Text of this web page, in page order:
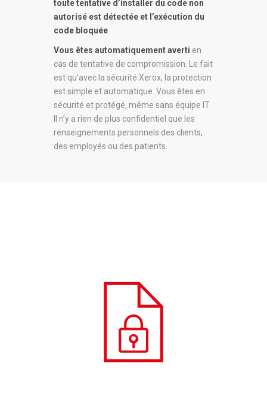
toute tentative d’installer du code non
autorisé est détectée et l’exécution du
code bloquée.
Vous êtes automatiquement averti en
cas de tentative de compromission. Le fait
est qu’avec la sécurité Xerox, la protection
est simple et automatique. Vous êtes en
sécurité et protégé, même sans équipe IT.
Il n’y a rien de plus confidentiel que les
renseignements personnels des clients,
des employés ou des patients.